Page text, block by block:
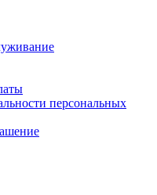
персональных